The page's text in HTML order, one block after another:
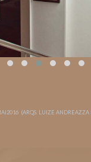
(ARQS. LUIZE ANDREAZZA